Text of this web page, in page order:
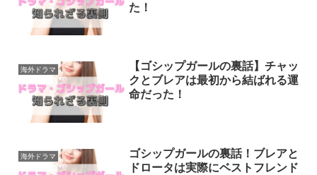
た！
海外ドラマ
【ゴシップガールの裏話】チャッ
クとブレアは最初から結ばれる運
命だった！
海外ドラマ
ゴシップガールの裏話！ブレアと
ドロータは実際にベストフレンド